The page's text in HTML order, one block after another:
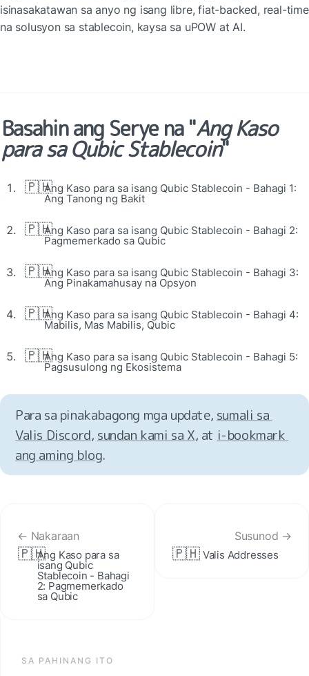
isinasakatawan sa anyo ng isang libre, fiat-backed, real-time
na solusyon sa stablecoin, kaysa sa uPOW at AI.
Basahin ang Serye na "Ang Kaso
para sa Qubic Stablecoin"
🇵🇭Ang Kaso para sa isang Qubic Stablecoin - Bahagi 1:
Ang Tanong ng Bakit
🇵🇭Ang Kaso para sa isang Qubic Stablecoin - Bahagi 2:
Pagmemerkado sa Qubic
🇵🇭Ang Kaso para sa isang Qubic Stablecoin - Bahagi 3:
Ang Pinakamahusay na Opsyon
🇵🇭Ang Kaso para sa isang Qubic Stablecoin - Bahagi 4:
Mabilis, Mas Mabilis, Qubic
🇵🇭Ang Kaso para sa isang Qubic Stablecoin - Bahagi 5:
Pagsusulong ng Ekosistema
Para sa pinakabagong mga update, sumali sa
Valis Discord, sundan kami sa X, at i‑bookmark
ang aming blog.
← Nakaraan
🇵🇭Ang Kaso para sa
isang Qubic
Stablecoin - Bahagi
2: Pagmemerkado
sa Qubic
Susunod →
🇵🇭 Valis Addresses
SA PAHINANG ITO